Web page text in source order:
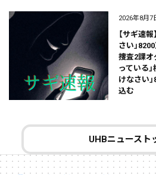
2026年8月7
【サギ速
さい」
捜査2課オ
っている
けなさい
込む
UHBニュースト